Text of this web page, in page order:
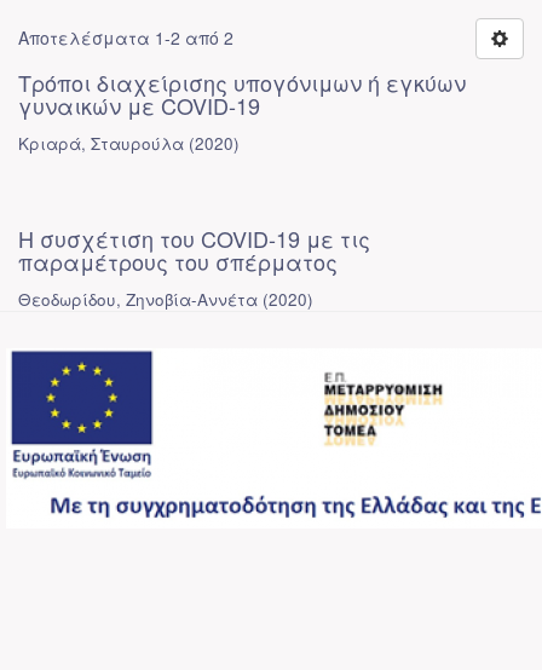
Αποτελέσματα 1-2 από 2
Τρόποι διαχείρισης υπογόνιμων ή εγκύων
γυναικών με COVID-19
Κριαρά, Σταυρούλα (2020)
Η συσχέτιση του COVID-19 με τις
παραμέτρους του σπέρματος
Θεοδωρίδου, Ζηνοβία-Αννέτα (2020)